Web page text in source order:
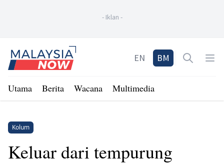
- Iklan -
Home
EN BM Open
Utama Berita Wacana Multimedia
Kolum
Keluar dari tempurung